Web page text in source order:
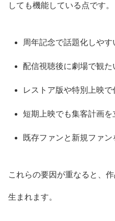
しても機能している点です。
周年記念で話題化しやす
配信視聴後に劇場で観た
レストア版や特別上映
短期上映でも集客計画を
既存ファンと新規ファ
これらの要因が重なると、
生まれます。